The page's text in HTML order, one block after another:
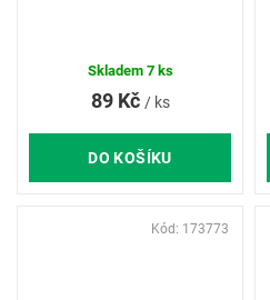
89 Kč / ks
DO KOŠÍKU
Skladem 7 ks
Kód: 173773